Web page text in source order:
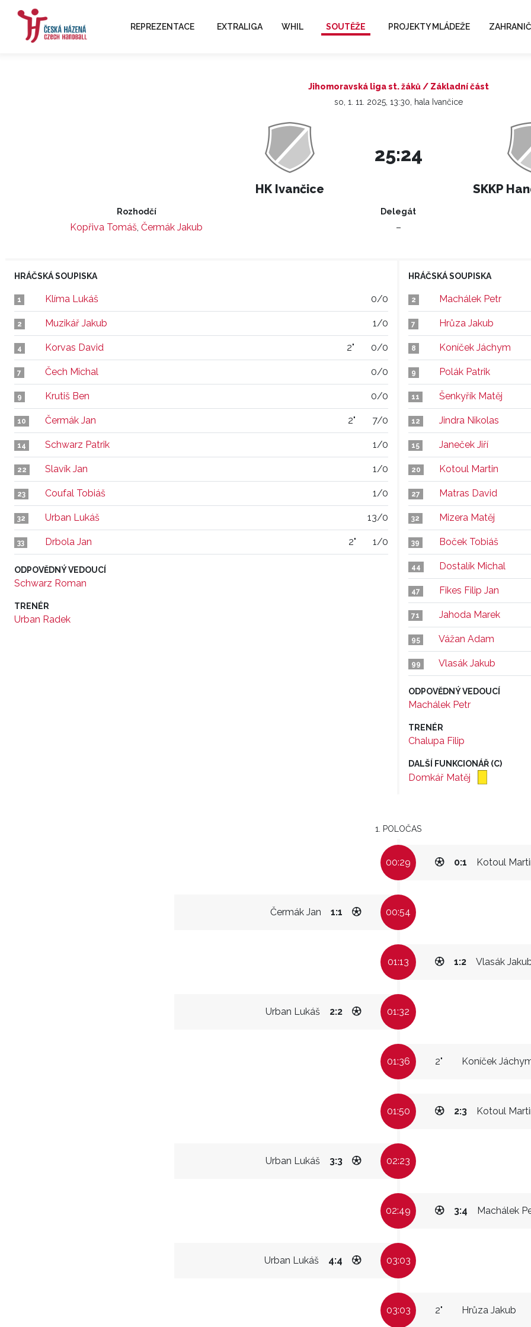
REPREZENTACE EXTRALIGA WHIL SOUTĚŽE PROJEKTY MLÁDEŽE
Jihomoravská liga st. žáků / Základní část
so, 1. 11. 2025, 13:30, hala Ivančice
HK Ivančice
25:24
SKKP
Rozhodčí
Kopřiva Tomáš, Čermák Jakub
Delegát
–
HRÁČSKÁ SOUPISKA
1 Klíma Lukáš 0/0
2 Muzikář Jakub 1/0
4 Korvas David 2" 0/0
7 Čech Michal 0/0
9 Krutiš Ben 0/0
10 Čermák Jan 2" 7/0
14 Schwarz Patrik 1/0
22 Slavík Jan 1/0
23 Coufal Tobiáš 1/0
32 Urban Lukáš 13/0
33 Drbola Jan 2" 1/0
ODPOVĚDNÝ VEDOUCÍ
Schwarz Roman
TRENÉR
Urban Radek
HRÁČSKÁ SOUPISKA
2 Machálek Petr
7 Hrůza Jakub
8 Koníček Jáchym
9 Polák Patrik
11 Šenkyřík Matěj
12 Jindra Nikolas
15 Janeček Jiří
20 Kotoul Martin
27 Matras David
32 Mizera Matěj
39 Boček Tobiáš
44 Dostalík Michal
47 Fikes Filip Jan
71 Jahoda Marek
95 Vážan Adam
99 Vlasák Jakub
ODPOVĚDNÝ VEDOUCÍ
Machálek Petr
TRENÉR
Chalupa Filip
DALŠÍ FUNKCIONÁŘ (C)
Domkář Matěj
1. POLOČAS
00:29 Kotoul
0:1
Čermák Jan 1:1 00:54
01:13 Vlasák
1:2
Urban Lukáš 2:2 01:32
01:36 Koníček
2"
01:50 Kotoul
2:3
Urban Lukáš 3:3 02:23
02:49 Machálek
3:4
Urban Lukáš 4:4 03:03
03:03 Hrůza Jakub
2"